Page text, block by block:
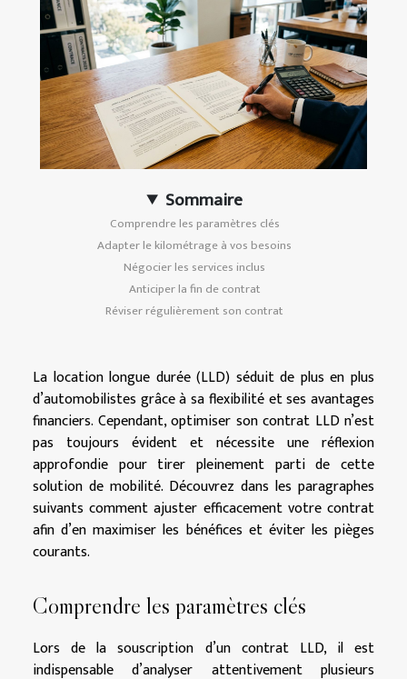
Sommaire
Comprendre les paramètres clés
Adapter le kilométrage à vos besoins
Négocier les services inclus
Anticiper la fin de contrat
Réviser régulièrement son contrat
La location longue durée (LLD) séduit de plus en plus
d’automobilistes grâce à sa flexibilité et ses avantages
financiers. Cependant, optimiser son contrat LLD n’est
pas toujours évident et nécessite une réflexion
approfondie pour tirer pleinement parti de cette
solution de mobilité. Découvrez dans les paragraphes
suivants comment ajuster efficacement votre contrat
afin d’en maximiser les bénéfices et éviter les pièges
courants.
Comprendre les paramètres clés
Lors de la souscription d’un contrat LLD, il est
indispensable d’analyser attentivement plusieurs